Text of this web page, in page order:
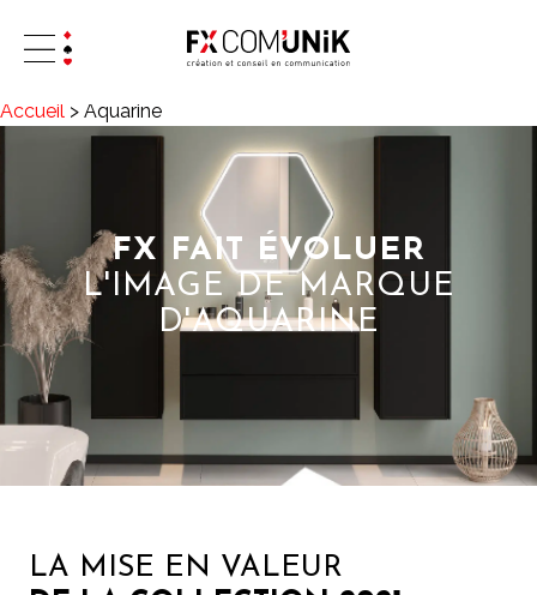
Accueil > Aquarine
FX FAIT ÉVOLUER
L'IMAGE DE MARQUE
D'AQUARINE
LA MISE EN VALEUR